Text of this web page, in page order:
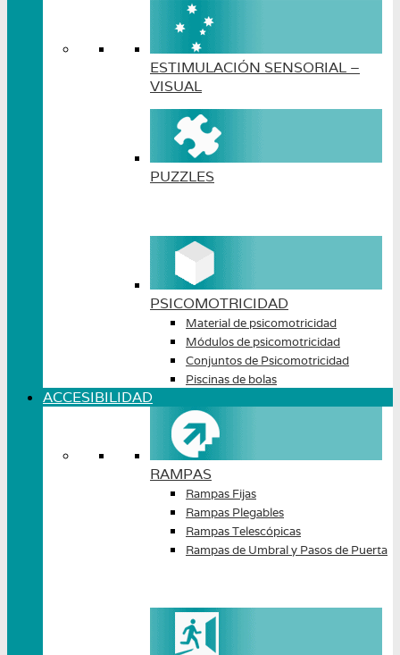
ESTIMULACIÓN SENSORIAL –
VISUAL
PUZZLES
PSICOMOTRICIDAD
Material de psicomotricidad
Módulos de psicomotricidad
Conjuntos de Psicomotricidad
Piscinas de bolas
ACCESIBILIDAD
RAMPAS
Rampas Fijas
Rampas Plegables
Rampas Telescópicas
Rampas de Umbral y Pasos de Puerta